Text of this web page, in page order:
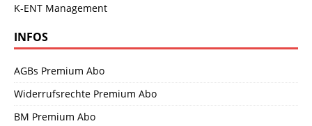
K-ENT Management
INFOS
AGBs Premium Abo
Widerrufsrechte Premium Abo
BM Premium Abo